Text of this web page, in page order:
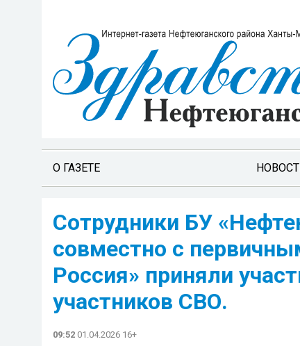
О ГАЗЕТЕ
Сотрудники БУ
совместно с
Россия» приняли
участников СВО.
09:52 01.04.2026 16+